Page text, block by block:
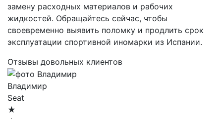
замену расходных материалов и рабочих
жидкостей. Обращайтесь сейчас, чтобы
своевременно выявить поломку и продлить срок
эксплуатации спортивной иномарки из Испании.
Отзывы довольных клиентов
Владимир
Seat
★